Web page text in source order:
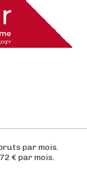
par mois.
€ par mois.